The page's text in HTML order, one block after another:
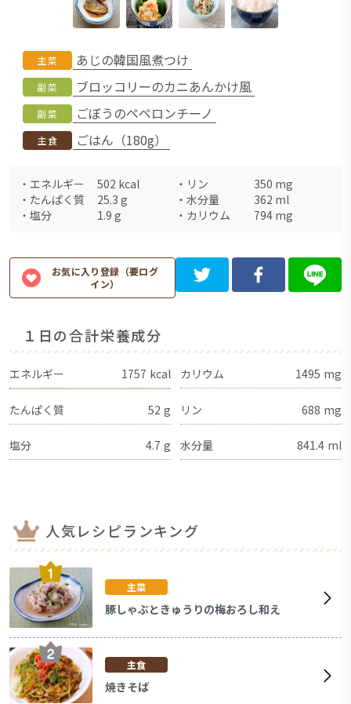
主菜 あじの韓国風煮つけ
副菜 ブロッコリーのカニあんかけ風
副菜 ごぼうのペペロンチーノ
主食 ごはん（180g）
・ エネルギー 502 kcal ・ リン 350 mg
・ たんぱく質 25.3 g ・ 水分量 362 ml
・ 塩分 1.9 g ・ カリウム 794 mg
お気に入り登録（要ログ
イン）
１日の合計栄養成分
エネルギー 1757 kcal カリウム 1495 mg
たんぱく質 52 g リン 688 mg
塩分 4.7 g 水分量 841.4 ml
人気レシピランキング
主菜
豚しゃぶときゅうりの梅おろし和え
主食
焼きそば